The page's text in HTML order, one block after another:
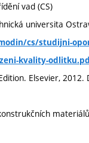
vad (CS)
universita
cs/studijni-
kvality-
Elsevier, 2012.